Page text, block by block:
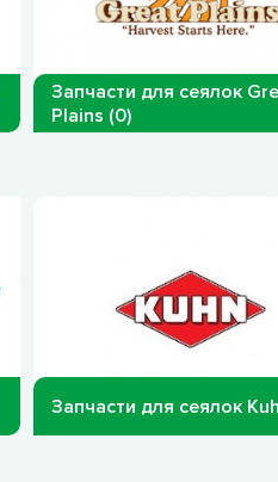
Запчасти для сеялок
Plains (0)
Запчасти для сеялок